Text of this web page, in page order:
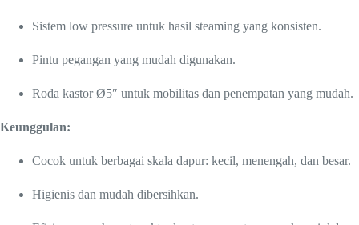
Sistem low pressure untuk hasil steaming yang konsisten.
Pintu pegangan yang mudah digunakan.
Roda kastor Ø5″ untuk mobilitas dan penempatan yang mudah.
Keunggulan:
Cocok untuk berbagai skala dapur: kecil, menengah, dan besar.
Higienis dan mudah dibersihkan.